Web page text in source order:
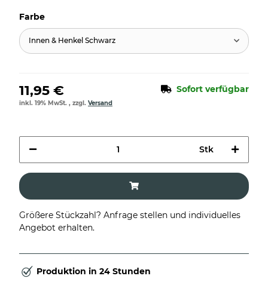
Farbe
Innen & Henkel Schwarz
11,95 € Sofort verfügbar
inkl. 19% MwSt. , zzgl. Versand
Stk
Größere Stückzahl? Anfrage stellen und individuelles
Angebot erhalten.
Produktion in 24 Stunden